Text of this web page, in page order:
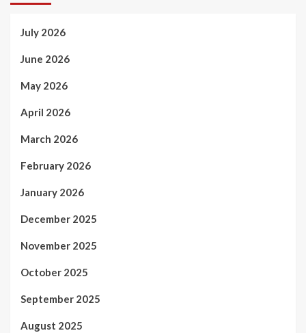
July 2026
June 2026
May 2026
April 2026
March 2026
February 2026
January 2026
December 2025
November 2025
October 2025
September 2025
August 2025